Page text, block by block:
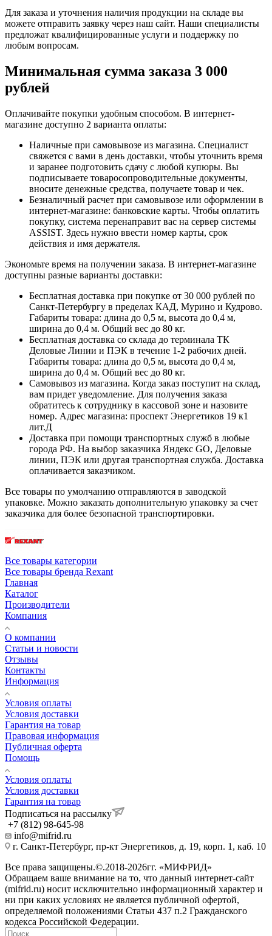
Для заказа и уточнения наличия продукции на складе вы
можете отправить заявку через наш сайт. Наши специалисты
предложат квалифицированные услуги и поддержку по
любым вопросам.
Минимальная сумма заказа 3 000
рублей
Оплачивайте покупки удобным способом. В интернет-
магазине доступно 2 варианта оплаты:
Наличные при самовывозе из магазина. Специалист
свяжется с вами в день доставки, чтобы уточнить время
и заранее подготовить сдачу с любой купюры. Вы
подписываете товаросопроводительные документы,
вносите денежные средства, получаете товар и чек.
Безналичный расчет при самовывозе или оформлении в
интернет-магазине: банковские карты. Чтобы оплатить
покупку, система перенаправит вас на сервер системы
ASSIST. Здесь нужно ввести номер карты, срок
действия и имя держателя.
Экономьте время на получении заказа. В интернет-магазине
доступны разные варианты доставки:
Бесплатная доставка при покупке от 30 000 рублей по
Санкт-Петербургу в пределах КАД, Мурино и Кудрово.
Габариты товара: длина до 0,5 м, высота до 0,4 м,
ширина до 0,4 м. Общий вес до 80 кг.
Бесплатная доставка со склада до терминала ТК
Деловые Линии и ПЭК в течение 1-2 рабочих дней.
Габариты товара: длина до 0,5 м, высота до 0,4 м,
ширина до 0,4 м. Общий вес до 80 кг.
Самовывоз из магазина. Когда заказ поступит на склад,
вам придет уведомление. Для получения заказа
обратитесь к сотруднику в кассовой зоне и назовите
номер. Адрес магазина: проспект Энергетиков 19 к1
лит.Д
Доставка при помощи транспортных служб в любые
города РФ. На выбор заказчика Яндекс GO, Деловые
линии, ПЭК или другая транспортная служба. Доставка
оплачивается заказчиком.
Все товары по умолчанию отправляются в заводской
упаковке. Можно заказать дополнительную упаковку за счет
заказчика для более безопасной транспортировки.
Все товары категории
Все товары бренда Rexant
Главная
Каталог
Производители
Компания
О компании
Статьи и новости
Отзывы
Контакты
Информация
Условия оплаты
Условия доставки
Гарантия на товар
Правовая информация
Публичная оферта
Помощь
Условия оплаты
Условия доставки
Гарантия на товар
Подписаться на рассылку
+7 (812) 98-645-98
info@mifrid.ru
г. Санкт-Петербург, пр-кт Энергетиков, д. 19, корп. 1, каб. 10
Все права защищены.©.2018-2026гг. «МИФРИД»
Обращаем ваше внимание на то, что данный интернет-сайт
(mifrid.ru) носит исключительно информационный характер и
ни при каких условиях не является публичной офертой,
определяемой положениями Статьи 437 п.2 Гражданского
кодекса Российской Федерации.